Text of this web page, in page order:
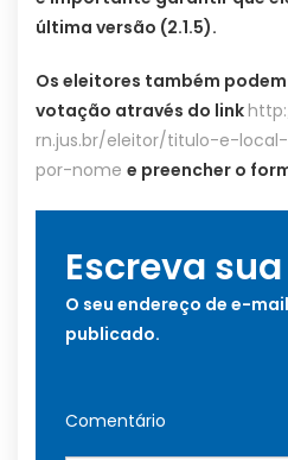
última versão (2.1.5).
Os eleitores também
votação através do link
rn.jus.br/eleitor/titulo-e-
por-nome e preencher o
Escreva
O seu endereço de e-
publicado.
Comentário